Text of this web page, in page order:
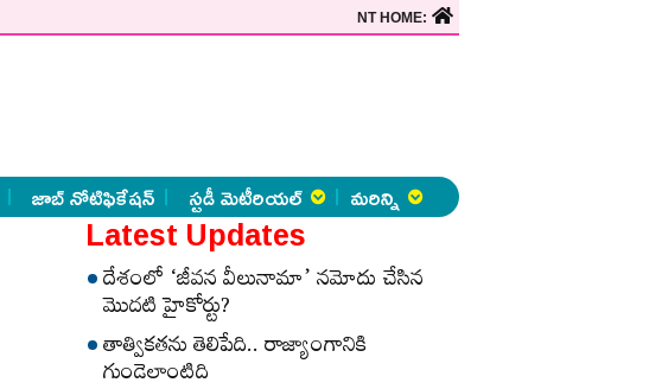
NT HOME:
జాబ్ నోటిఫికేషన్ స్టడీ మెటీరియల్ మరిన్ని
Latest Updates
దేశంలో ‘జీవన వీలునామా’ నమోదు చేసిన
మొదటి హైకోర్టు?
తాత్వికతను తెలిపేది.. రాజ్యాంగానికి
గుండెలాంటిది